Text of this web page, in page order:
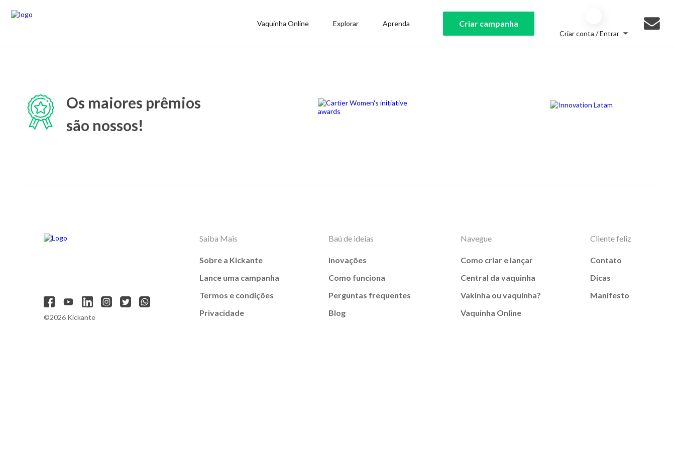
Vaquinha Online Explorar Aprenda Criar campanha
Criar conta / Entrar
Os maiores prêmios
são nossos!
©2026 Kickante
Saiba Mais
Sobre a Kickante
Lance uma campanha
Termos e condições
Privacidade
Baú de ideias
Inovações
Como funciona
Perguntas frequentes
Blog
Navegue
Como criar e lançar
Central da vaquinha
Vakinha ou vaquinha?
Vaquinha Online
Cliente feliz
Contato
Dicas
Manifesto